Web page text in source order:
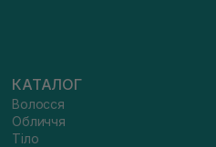
КАТАЛОГ
Волосся
Обличчя
Тіло